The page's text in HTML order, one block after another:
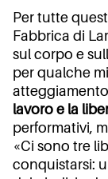
Per tutte
Fabbrica di
sul corpo e
per qualche
lavoro e la
performativi,
«Ci sono tre
conquistarsi: